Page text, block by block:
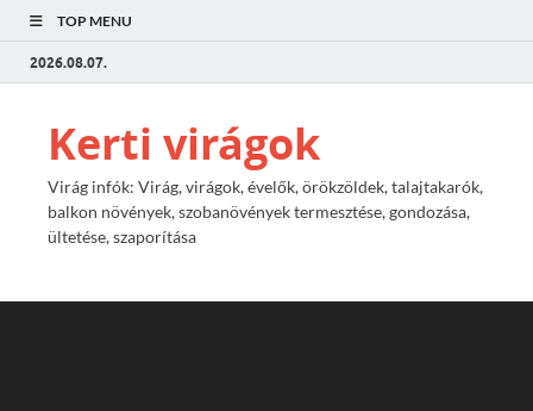
TOP MENU
2026.08.07.
Kerti virágok
Virág infók: Virág, virágok, évelők, örökzöldek, talajtakarók,
balkon növények, szobanövények termesztése, gondozása,
ültetése, szaporítása